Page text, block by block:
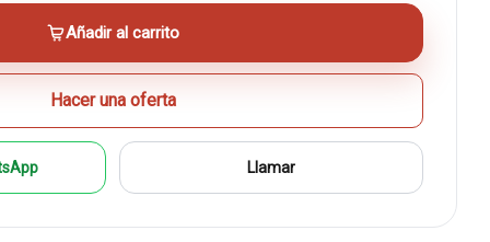
Añadir al carrito
Hacer una oferta
Llamar